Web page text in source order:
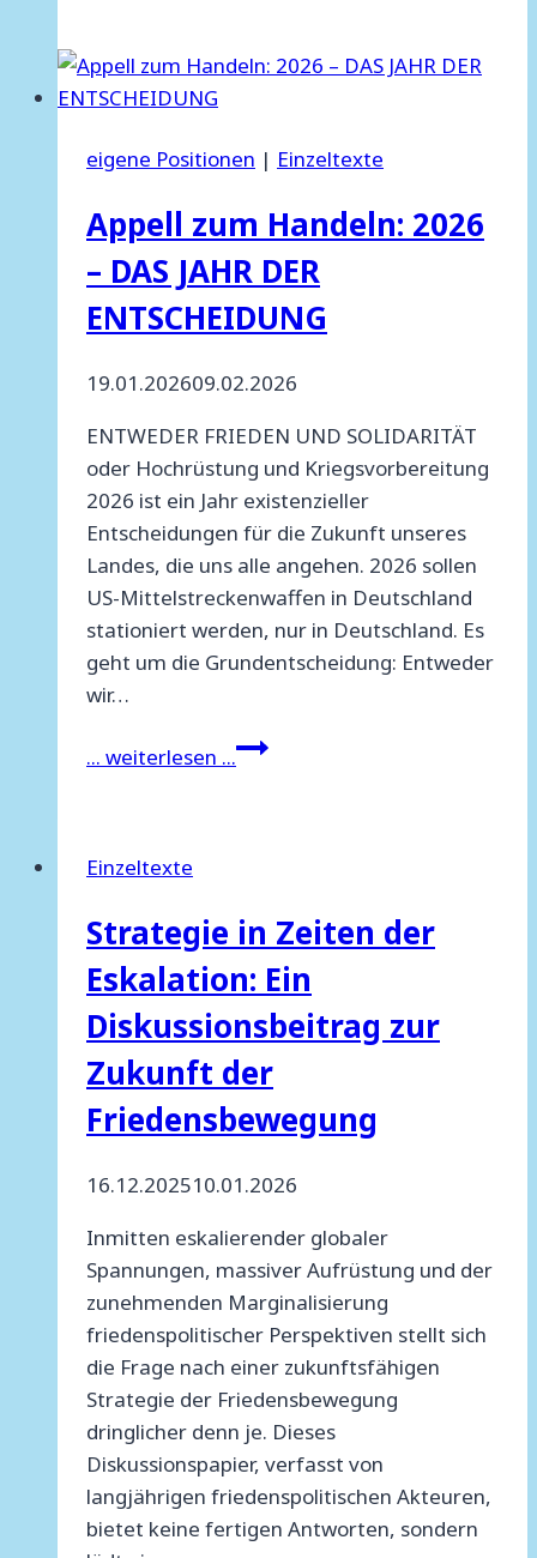
Beteiligung
eigene Positionen | Einzeltexte
Appell zum Handeln: 2026
– DAS JAHR DER
ENTSCHEIDUNG
19.01.202609.02.2026
ENTWEDER FRIEDEN UND SOLIDARITÄT
oder Hochrüstung und Kriegsvorbereitung
2026 ist ein Jahr existenzieller
Entscheidungen für die Zukunft unseres
Landes, die uns alle angehen. 2026 sollen
US-Mittelstreckenwaffen in Deutschland
stationiert werden, nur in Deutschland. Es
geht um die Grundentscheidung: Entweder
wir…
... weiterlesen ...Appell
JAHR
DER
ENTSCHEIDUNG
Einzeltexte
Strategie in Zeiten der
Eskalation: Ein
Diskussionsbeitrag zur
Zukunft der
Friedensbewegung
16.12.202510.01.2026
Inmitten eskalierender globaler
Spannungen, massiver Aufrüstung und der
zunehmenden Marginalisierung
friedenspolitischer Perspektiven stellt sich
die Frage nach einer zukunftsfähigen
Strategie der Friedensbewegung
dringlicher denn je. Dieses
Diskussionspapier, verfasst von
langjährigen friedenspolitischen Akteuren,
bietet keine fertigen Antworten, sondern